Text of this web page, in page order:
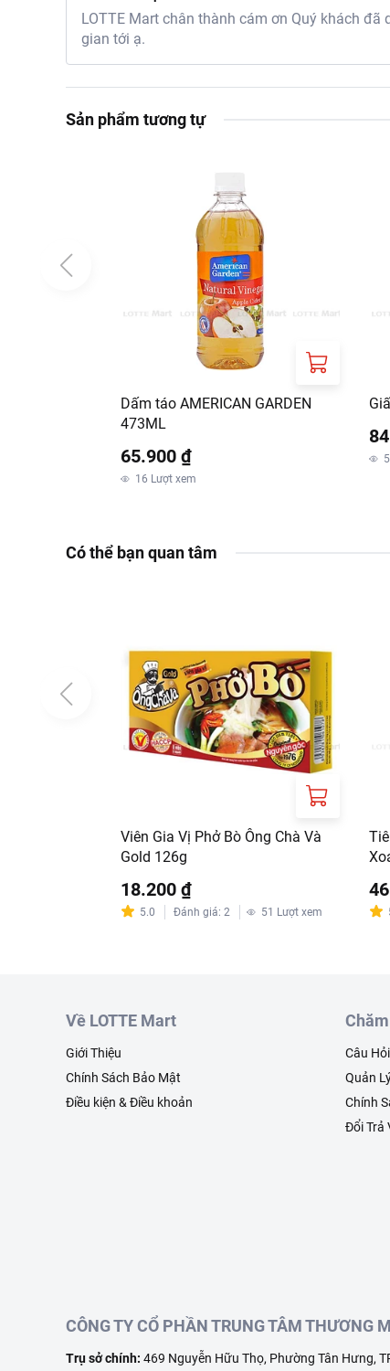
LOTTE Mart chân thành cám ơn Quý khách
gian tới ạ.
Sản phẩm tương tự
Dấm táo AMERICAN GARDEN
473ML
65.900 ₫
16 Lượt xem
Có thể bạn quan tâm
Viên Gia Vị Phở Bò Ông Chà Và
Gold 126g
18.200 ₫
5.0 Đánh giá: 2 51 Lượt xem
Về LOTTE Mart
Giới Thiệu
Chính Sách Bảo Mật
Điều kiện & Điều khoản
Câu
Quản
Chính
Đổi Trả
CÔNG TY CỔ PHẦN TRUNG TÂM THƯƠNG
Trụ sở chính: 469 Nguyễn Hữu Thọ, Phường Tân Hưng,